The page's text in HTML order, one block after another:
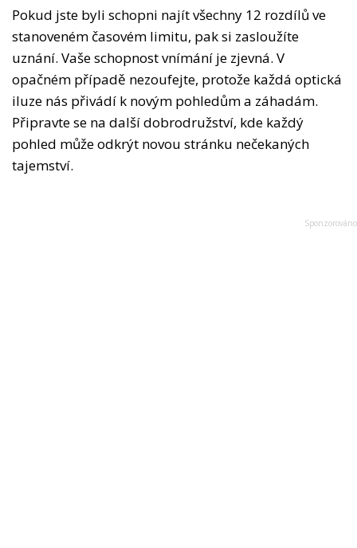
Pokud jste byli schopni najít všechny 12 rozdílů ve
stanoveném časovém limitu, pak si zasloužíte
uznání. Vaše schopnost vnímání je zjevná. V
opačném případě nezoufejte, protože každá optická
iluze nás přivádí k novým pohledům a záhadám.
Připravte se na další dobrodružství, kde každý
pohled může odkrýt novou stránku nečekaných
tajemství.